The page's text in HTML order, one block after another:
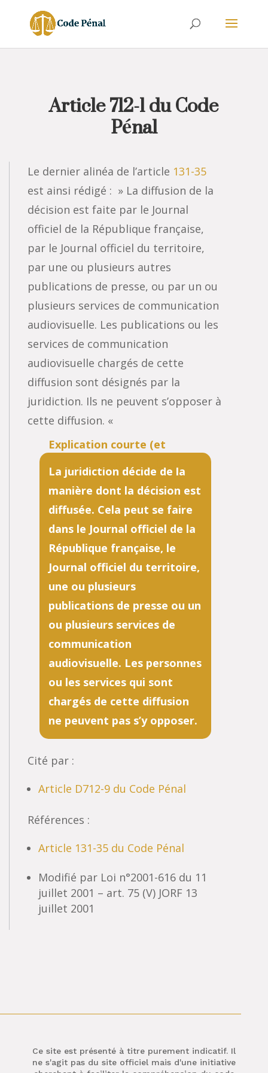
Article 712-1 du Code
Pénal
Le dernier alinéa de l’article 131-35
est ainsi rédigé : » La diffusion de la
décision est faite par le Journal
officiel de la République française,
par le Journal officiel du territoire,
par une ou plusieurs autres
publications de presse, ou par un ou
plusieurs services de communication
audiovisuelle. Les publications ou les
services de communication
audiovisuelle chargés de cette
diffusion sont désignés par la
juridiction. Ils ne peuvent s’opposer à
cette diffusion. «
La juridiction décide de la
manière dont la décision est
diffusée. Cela peut se faire
dans le Journal officiel de la
République française, le
Journal officiel du territoire,
une ou plusieurs
publications de presse ou un
ou plusieurs services de
communication
audiovisuelle. Les personnes
ou les services qui sont
chargés de cette diffusion
ne peuvent pas s’y opposer.
Cité par :
Article D712-9 du Code Pénal
Références :
Article 131-35 du Code Pénal
Modifié par Loi n°2001-616 du 11
juillet 2001 – art. 75 (V) JORF 13
juillet 2001
Ce site est présenté à titre purement indicatif. Il
ne s'agit pas du site officiel mais d'une initiative